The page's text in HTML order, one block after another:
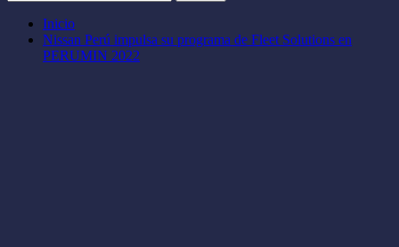
Inicio
Nissan Perú impulsa su programa de Fleet Solutions en
PERUMIN 2022